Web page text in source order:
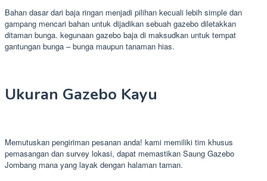
Bahan dasar dari baja ringan menjadi pilihan kecuali lebih simple dan
gampang mencari bahan untuk dijadikan sebuah gazebo diletakkan
ditaman bunga. kegunaan gazebo baja di maksudkan untuk tempat
gantungan bunga – bunga maupun tanaman hias.
Ukuran Gazebo Kayu
Memutuskan pengiriman pesanan anda! kami memiliki tim khusus
pemasangan dan survey lokasi, dapat memastikan Saung Gazebo
Jombang mana yang layak dengan halaman taman.